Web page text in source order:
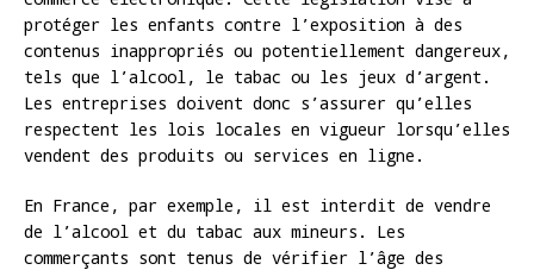
protéger les enfants contre l’exposition à des
contenus inappropriés ou potentiellement dangereux,
tels que l’alcool, le tabac ou les jeux d’argent.
Les entreprises doivent donc s’assurer qu’elles
respectent les lois locales en vigueur lorsqu’elles
vendent des produits ou services en ligne.
En France, par exemple, il est interdit de vendre
de l’alcool et du tabac aux mineurs. Les
commerçants sont tenus de vérifier l’âge des